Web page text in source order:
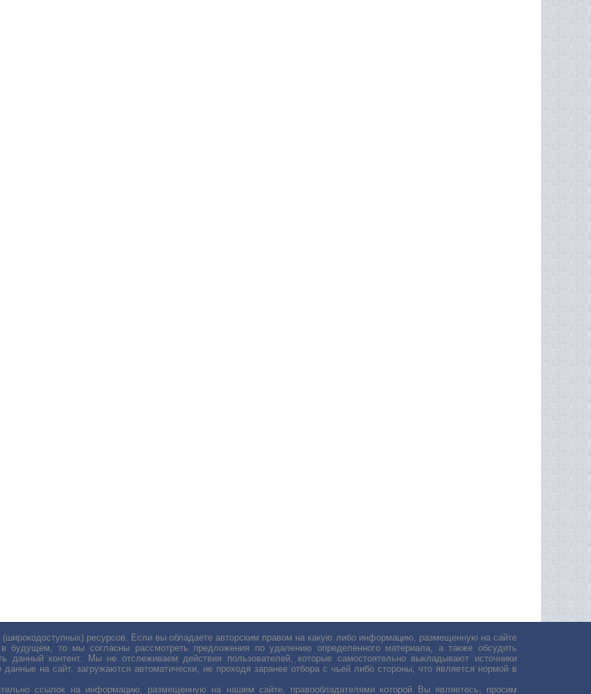
ресурсов. Если вы обладаете авторским правом на какую либо информацию, размещенную на сайте
будущем, то мы согласны рассмотреть предложения по удалению определенного материала, а также обсудить
данный контент. Мы не отслеживаем действия пользователей, которые самостоятельно выкладывают источники
на сайт, загружаются автоматически, не проходя заранее отбора с чьей либо стороны, что является нормой в
ссылок на информацию, размещенную на нашем сайте, правообладателями которой Вы являетесь, просим